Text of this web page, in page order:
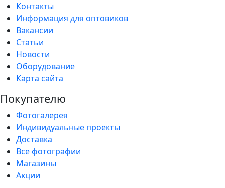
Контакты
Информация для оптовиков
Вакансии
Статьи
Новости
Оборудование
Карта сайта
Покупателю
Фотогалерея
Индивидуальные проекты
Доставка
Все фотографии
Магазины
Акции